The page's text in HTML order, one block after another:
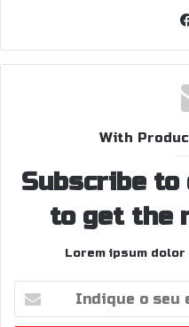
With
Subscribe
to get the
Lorem ipsum